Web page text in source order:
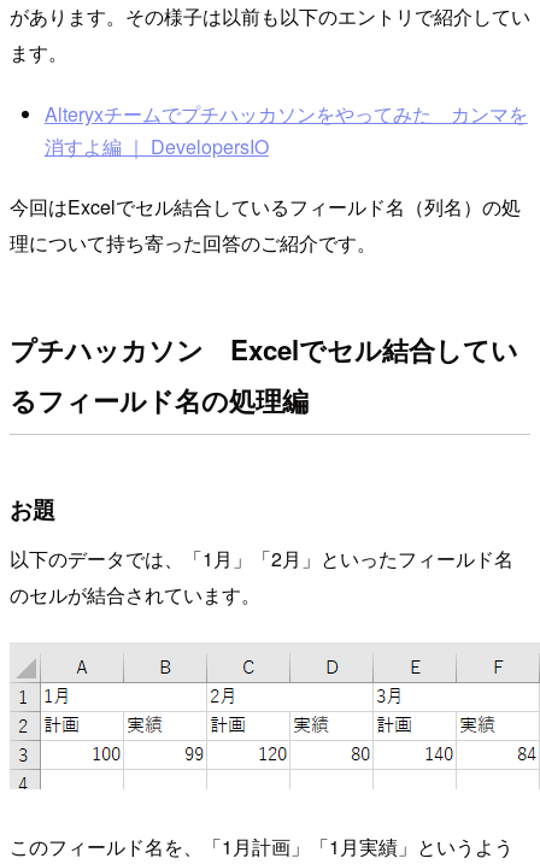
があります。その様子は以前も以下のエントリで紹介してい
ます。
Alteryxチームでプチハッカソンをやってみた カンマを
消すよ編 ｜ DevelopersIO
今回はExcelでセル結合しているフィールド名（列名）の処
理について持ち寄った回答のご紹介です。
プチハッカソン Excelでセル結合してい
るフィールド名の処理編
お題
以下のデータでは、「1月」「2月」といったフィールド名
のセルが結合されています。
このフィールド名を、「1月計画」「1月実績」というよう